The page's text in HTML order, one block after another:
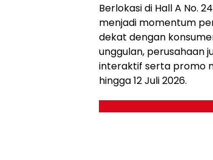
Berlokasi di Hall A No.
menjadi momentum
dekat dengan
unggulan, perusahaan
interaktif serta promo
hingga 12 Juli 2026.